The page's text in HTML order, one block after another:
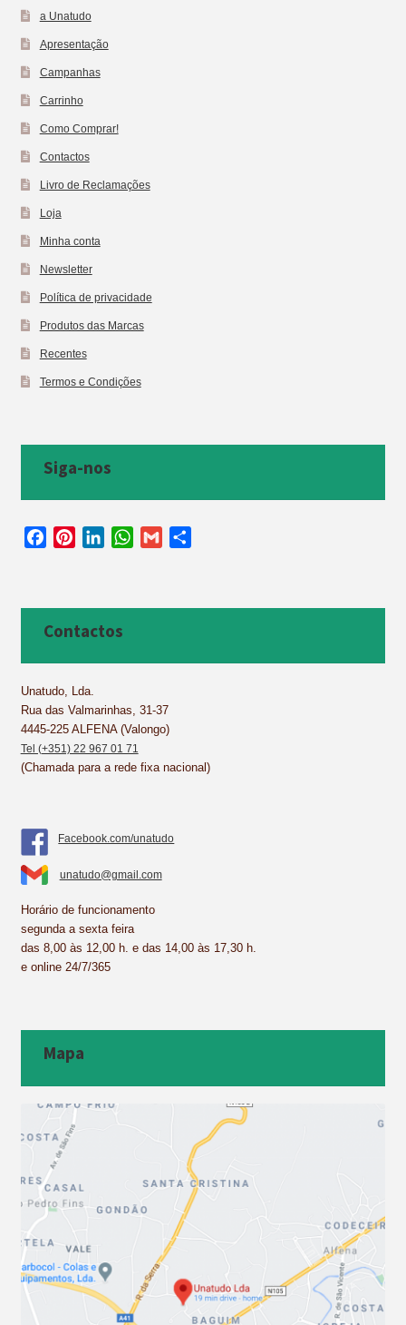
a Unatudo
Apresentação
Campanhas
Carrinho
Como Comprar!
Contactos
Livro de Reclamações
Loja
Minha conta
Newsletter
Política de privacidade
Produtos das Marcas
Recentes
Termos e Condições
Siga-nos
b
o
k
e
e
s
t
I
W
p
Contactos
Unatudo, Lda.
Rua das Valmarinhas, 31-37
4445-225 ALFENA (Valongo)
Tel (+351) 22 967 01 71
(Chamada para a rede fixa nacional)
Facebook.com/unatudo
unatudo@gmail.com
Horário de funcionamento
segunda a sexta feira
das 8,00 às 12,00 h. e das 14,00 às 17,30 h.
e online 24/7/365
Mapa